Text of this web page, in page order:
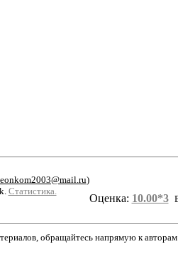
)
Статистика.
Оценка: 10.00*3
обращайтесь напрямую к